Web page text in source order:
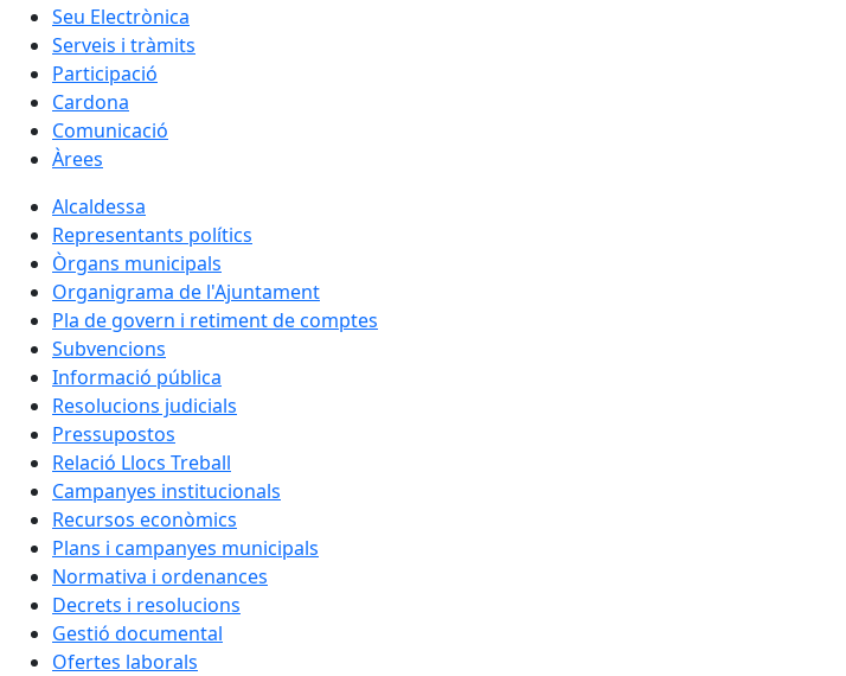
Seu Electrònica
Serveis i tràmits
Participació
Cardona
Comunicació
Àrees
Alcaldessa
Representants polítics
Òrgans municipals
Organigrama de l'Ajuntament
Pla de govern i retiment de comptes
Subvencions
Informació pública
Resolucions judicials
Pressupostos
Relació Llocs Treball
Campanyes institucionals
Recursos econòmics
Plans i campanyes municipals
Normativa i ordenances
Decrets i resolucions
Gestió documental
Ofertes laborals